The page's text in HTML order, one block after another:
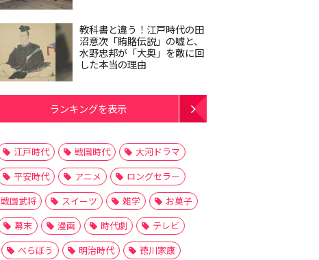
教科書と違う！江戸時代の田
沼意次「賄賂伝説」の嘘と、
水野忠邦が「大奥」を敵に回
した本当の理由
ランキングを表示
江戸時代 戦国時代
大河ドラマ
平安時代
アニメ
ロングセラー
戦国武将
スイーツ 雑学
お菓子
幕末
漫画 時代劇
テレビ
べらぼう
明治時代
徳川家康